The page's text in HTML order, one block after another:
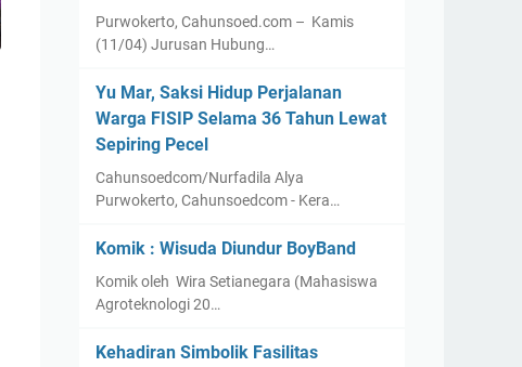
Purwokerto, Cahunsoed.com – Kamis
(11/04) Jurusan Hubung…
Yu Mar, Saksi Hidup Perjalanan
Warga FISIP Selama 36 Tahun Lewat
Sepiring Pecel
Cahunsoedcom/Nurfadila Alya
Purwokerto, Cahunsoedcom - Kera…
Komik : Wisuda Diundur BoyBand
Komik oleh Wira Setianegara (Mahasiswa
Agroteknologi 20…
Kehadiran Simbolik Fasilitas